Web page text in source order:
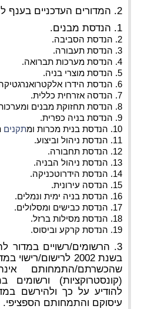
2. המדורים העדכניים בענף להנדסה אזרחית הם:
1. הנדסת מבנים.
2. הנדסת הסביבה.
3. הנדסת תעבורה.
4. הנדסת מערכות תברואה.
5. הנדסת מוצרי בניה.
6. הנדסת הידרו אלקטרואנרגטיקה.
7. הנדסה אזרחית כללית.
8. הנדסת תחזוקת מבנים ומערכות בניין.
9. הנדסת בניה כפרית.
10. הנדסת בנית מכרות ומ
תקנים
11. הנדסת ניהול וביצוע.
12. הנדסת תחבורה.
13. הנדסת ניהול הבניה.
14. הנדסת הידרוטכניקה.
15. הנדסה עירונית.
16. הנדסת בניה ימית ונמלים.
17. הנדסת כבישים ומסלולים.
18. הנדסת מסילות ברזל.
19. הנדסת קרקע וביסוס.
3. הרשומים/רשויים במדור
בשנת 2002 לרישום/
שהכשרתם/התמחותם
(קונסטרוקציות)
להודיע על כך ולהירשם
עיסוקם והתמחותם הספציפי.